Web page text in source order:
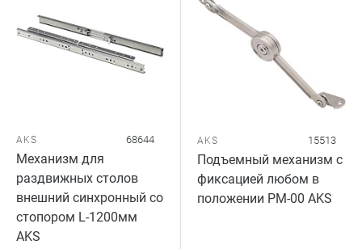
AKS 68644
Механизм для
раздвижных столов
внешний синхронный со
стопором L-1200мм
AKS
AKS 15513
Подъемный механизм с
фиксацией любом в
положении PM-00 AKS